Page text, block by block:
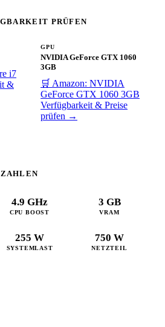
PRÜFEN
i7
&
GPU
NVIDIA GeForce GTX 1060
3GB
🛒 Amazon: NVIDIA
GeForce GTX 1060 3GB
Verfügbarkeit & Preise
prüfen →
4.9 GHz
CPU BOOST
3 GB
VRAM
255 W
SYSTEMLAST
750 W
NETZTEIL